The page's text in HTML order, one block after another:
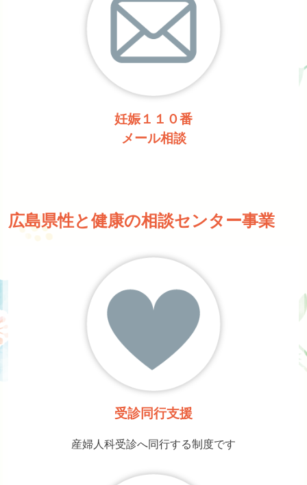
妊娠１１０番
メール相談
広島県性と健康の相談センター事業
受診同行支援
産婦人科受診へ同行する制度です